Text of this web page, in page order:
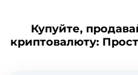
Купуйте,
криптовалюту: